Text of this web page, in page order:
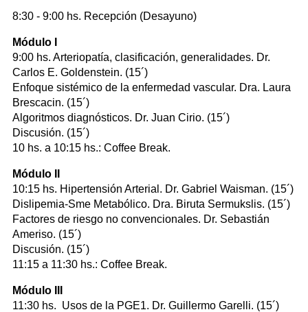
8:30 - 9:00 hs. Recepción (Desayuno)
Módulo I
9:00 hs. Arteriopatía, clasificación, generalidades. Dr.
Carlos E. Goldenstein. (15´)
Enfoque sistémico de la enfermedad vascular. Dra. Laura
Brescacin. (15´)
Algoritmos diagnósticos. Dr. Juan Cirio. (15´)
Discusión. (15´)
10 hs. a 10:15 hs.: Coffee Break.
Módulo II
10:15 hs. Hipertensión Arterial. Dr. Gabriel Waisman. (15´)
Dislipemia-Sme Metabólico. Dra. Biruta Sermukslis. (15´)
Factores de riesgo no convencionales. Dr. Sebastián
Ameriso. (15´)
Discusión. (15´)
11:15 a 11:30 hs.: Coffee Break.
Módulo III
11:30 hs. Usos de la PGE1. Dr. Guillermo Garelli. (15´)